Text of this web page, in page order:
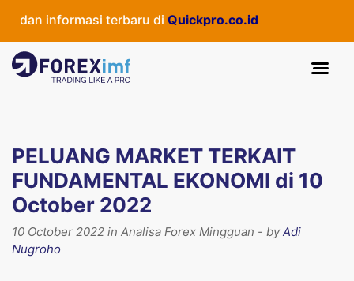
informasi terbaru diQuickpro.co.id
PELUANG MARKET TERKAIT
FUNDAMENTAL EKONOMI di 10
October 2022
10 October 2022 in Analisa Forex Mingguan - byAdi
Nugroho